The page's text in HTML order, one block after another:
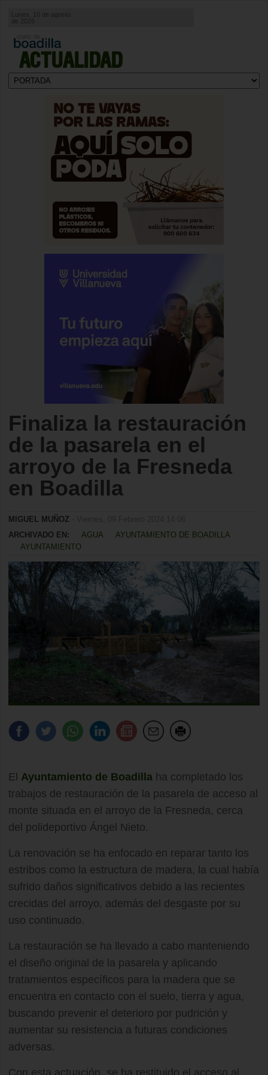
ACTUALIDAD
Lunes, 10 de agosto
Finaliza la restauración
de la pasarela en el
arroyo de la Fresneda
en Boadilla
MIGUEL MUÑOZ
ARCHIVADO EN:
AGUA
AYUNTAMIENTO DE BOADILLA
AYUNTAMIENTO
El Ayuntamiento de Boadilla ha completado los
trabajos de restauración de la pasarela de acceso al
monte situada en el arroyo de la Fresneda, cerca
del polideportivo Ángel Nieto.
La renovación se ha enfocado en reparar tanto los
estribos como la estructura de madera, la cual había
sufrido daños significativos debido a las recientes
crecidas del arroyo, además del desgaste por su
uso continuado.
La restauración se ha llevado a cabo manteniendo
el diseño original de la pasarela y aplicando
tratamientos específicos para la madera que se
encuentra en contacto con el suelo, tierra y agua,
buscando prevenir el deterioro por pudrición y
aumentar su resistencia a futuras condiciones
adversas.